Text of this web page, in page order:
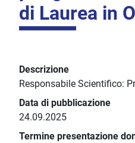
di Laurea in
Descrizione
Responsabile Scientifico:
Data di pubblicazione
24.09.2025
Termine presentazione